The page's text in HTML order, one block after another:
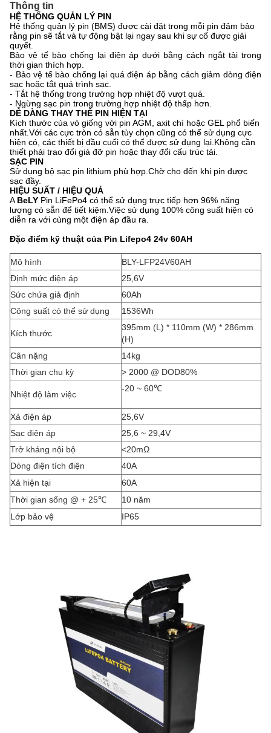
Thông tin
HỆ THỐNG QUẢN LÝ PIN
Hệ thống quản lý pin (BMS) được cài đặt trong mỗi pin đảm bảo
rằng pin sẽ tắt và tự động bật lại ngay sau khi sự cố được giải
quyết.
Bảo vệ tế bào chống lại điện áp dưới bằng cách ngắt tải trong
thời gian thích hợp.
- Bảo vệ tế bào chống lại quá điện áp bằng cách giảm dòng điện
sạc hoặc tắt quá trình sạc.
- Tắt hệ thống trong trường hợp nhiệt độ vượt quá.
- Ngừng sạc pin trong trường hợp nhiệt độ thấp hơn.
DỄ DÀNG THAY THẾ PIN HIỆN TẠI
Kích thước của vỏ giống với pin AGM, axit chì hoặc GEL phổ biến
nhất.Với các cực tròn có sẵn tùy chọn cũng có thể sử dụng cực
hiện có, các thiết bị đầu cuối có thể được sử dụng lại.Không cần
thiết phải trao đổi giá đỡ pin hoặc thay đổi cấu trúc tải.
SẠC PIN
Sử dụng bộ sạc pin lithium phù hợp.Chờ cho đến khi pin được
sạc đầy.
HIỆU SUẤT / HIỆU QUẢ
A BeLY Pin LiFePo4 có thể sử dụng trực tiếp hơn 96% năng
lượng có sẵn để tiết kiệm.Việc sử dụng 100% công suất hiện có
diễn ra với cùng một điện áp đầu ra.
Đặc điểm kỹ thuật của Pin Lifepo4 24v 60AH
Mô hình
BLY-LFP24V60AH
Định mức điện áp
25,6V
Sức chứa giả định
60Ah
Công suất có thể sử dụng
1536Wh
Kích thước
395mm (L) * 110mm (W) * 286mm
(H)
Cân nặng
14kg
Thời gian chu kỳ
> 2000 @ DOD80%
Nhiệt độ làm việc
-20 ~ 60℃
Xả điện áp
25,6V
Sạc điện áp
25,6 ~ 29,4V
Trở kháng nội bộ
<20mΩ
Dòng điện tích điện
40A
Xả hiện tại
60A
Thời gian sống @ + 25℃
10 năm
Lớp bảo vệ
IP65